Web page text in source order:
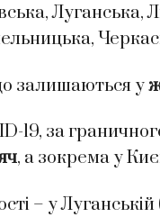
Луганська,
залишаються у
19, за
, а зокрема у
– у Луганській